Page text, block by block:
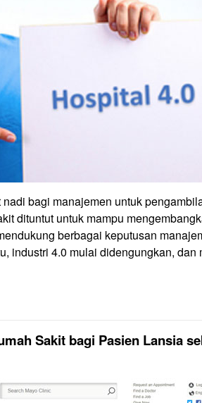
bagi manajemen untuk
dituntut untuk mampu
berbagai keputusan
industri 4.0 mulai didengungkan, dan
Sakit bagi Pasien Lansia